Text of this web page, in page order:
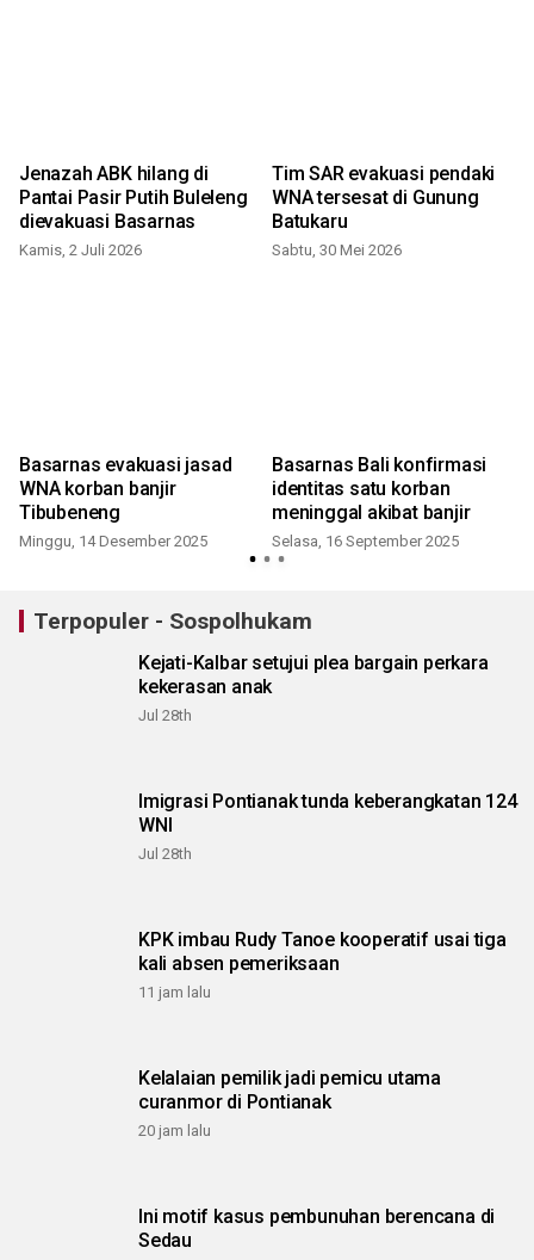
Jenazah ABK hilang di
Pantai Pasir Putih Buleleng
dievakuasi Basarnas
Kamis, 2 Juli 2026
Tim SAR evakuasi pendaki
WNA tersesat di Gunung
Batukaru
Sabtu, 30 Mei 2026
Basarnas evakuasi jasad
WNA korban banjir
Tibubeneng
Minggu, 14 Desember 2025
Basarnas Bali konfirmasi
identitas satu korban
meninggal akibat banjir
Selasa, 16 September 2025
Terpopuler - Sospolhukam
Kejati-Kalbar setujui plea bargain perkara
kekerasan anak
Jul 28th
Imigrasi Pontianak tunda keberangkatan 124
WNI
Jul 28th
KPK imbau Rudy Tanoe kooperatif usai tiga
kali absen pemeriksaan
11 jam lalu
Kelalaian pemilik jadi pemicu utama
curanmor di Pontianak
20 jam lalu
Ini motif kasus pembunuhan berencana di
Sedau